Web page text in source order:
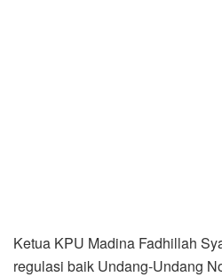
Ketua KPU Madina Fadhillah
regulasi baik Undang-Undang